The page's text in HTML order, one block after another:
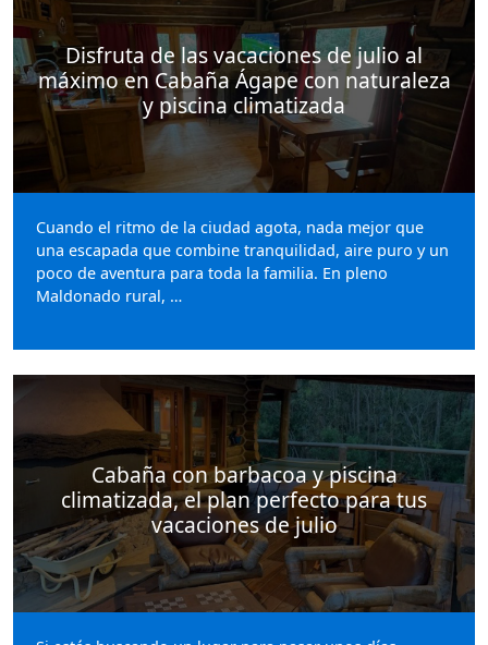
Disfruta de las vacaciones de julio al
máximo en Cabaña Ágape con naturaleza
y piscina climatizada
Cuando el ritmo de la ciudad agota, nada mejor que
una escapada que combine tranquilidad, aire puro y un
poco de aventura para toda la familia. En pleno
Maldonado rural, …
Cabaña con barbacoa y piscina
climatizada, el plan perfecto para tus
vacaciones de julio